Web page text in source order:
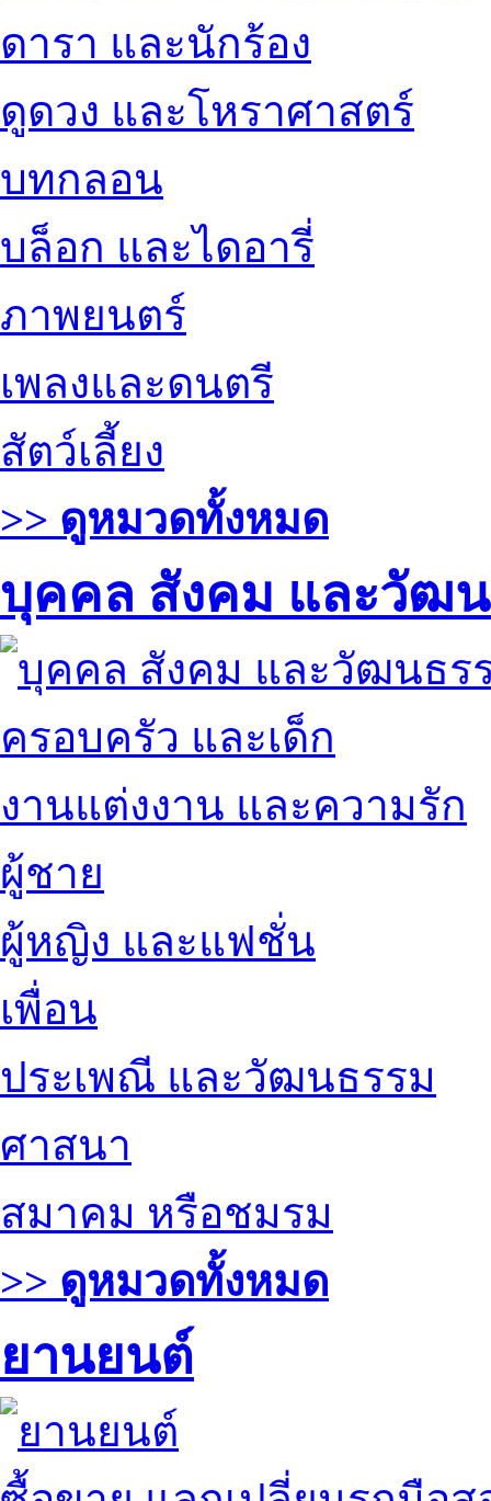
ดารา และนักร้อง
ดูดวง และโหราศาสตร์
บทกลอน
บล็อก และไดอารี่
ภาพยนตร์
เพลงและดนตรี
สัตว์เลี้ยง
>> ดูหมวดทั้งหมด
บุคคล สังคม และวัฒ
ครอบครัว และเด็ก
งานแต่งงาน และความรัก
ผู้ชาย
ผู้หญิง และแฟชั่น
เพื่อน
ประเพณี และวัฒนธรรม
ศาสนา
สมาคม หรือชมรม
>> ดูหมวดทั้งหมด
ยานยนต์